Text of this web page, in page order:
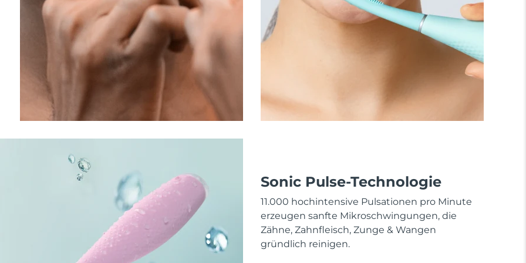
Sonic Pulse-Technologie
11.000 hochintensive Pulsationen pro Minute
erzeugen sanfte Mikroschwingungen, die
Zähne, Zahnfleisch, Zunge & Wangen
gründlich reinigen.